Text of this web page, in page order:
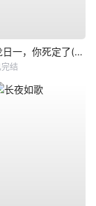
龙日一，你死定了(短剧)
完结